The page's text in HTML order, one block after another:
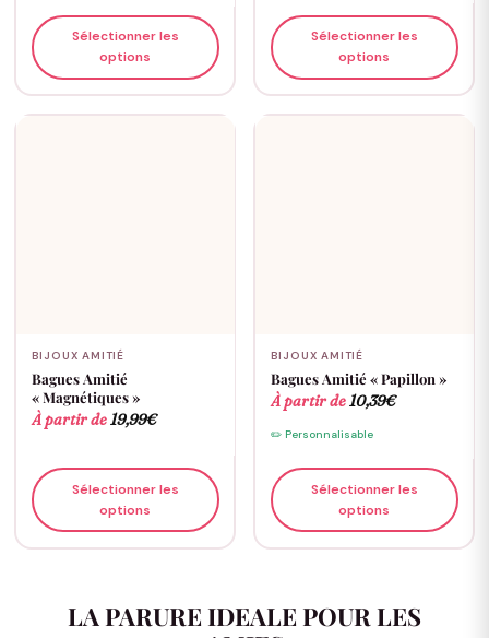
Sélectionner les
options
Sélectionner les
options
BIJOUX AMITIÉ
Bagues Amitié
« Magnétiques »
À partir de19,99€
Sélectionner les
options
BIJOUX AMITIÉ
Bagues Amitié « Papillon »
À partir de10,39€
✏️ Personnalisable
Sélectionner les
options
LA PARURE IDEALE POUR LES